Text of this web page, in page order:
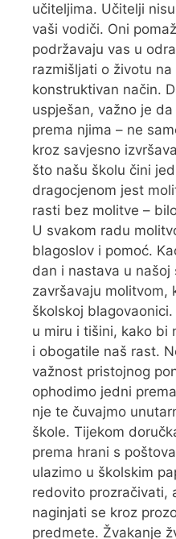
učiteljima. Učitelji
vaši vodiči. Oni
podržavaju vas u
razmišljati o životu na
konstruktivan način.
uspješan, važno je
prema njima – ne
kroz savjesno
što našu školu čini
dragocjenom jest
rasti bez molitve –
U svakom radu
blagoslov i pomoć.
dan i nastava u našoj
završavaju molitvom,
školskoj
u miru i tišini, kako bi
i obogatile naš rast.
važnost pristojnog
ophodimo jedni
nje te čuvajmo
škole. Tijekom
prema hrani s
ulazimo u školskim
redovito prozračivati,
naginjati se kroz
predmete. Žvakanje